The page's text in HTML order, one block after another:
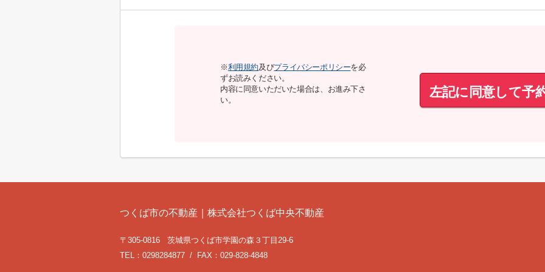
※利用規約及びプライバシーポリシーを必
ずお読みください。
内容に同意いただいた場合は、お進み下さ
い。
左記に同意して予
つくば市の不動産｜株式会社つくば中央不動産
〒305-0816 茨城県つくば市学園の森３丁目29-6
TEL：0298284877 / FAX：029-828-4848